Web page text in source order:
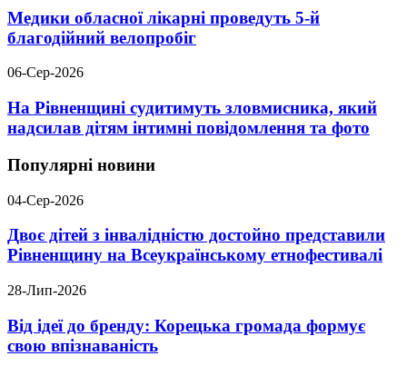
Медики обласної лікарні проведуть 5-й
благодійний велопробіг
06-Сер-2026
На Рівненщині судитимуть зловмисника, який
надсилав дітям інтимні повідомлення та фото
Популярні новини
04-Сер-2026
Двоє дітей з інвалідністю достойно представили
Рівненщину на Всеукраїнському етнофестивалі
28-Лип-2026
Від ідеї до бренду: Корецька громада формує
свою впізнаваність